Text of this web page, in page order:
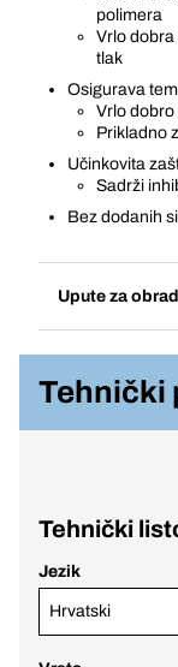
polimera
Vrlo dobra
tlak
Osigurava
Vrlo
Prikladno
Učinkovita
Sadrži
Bez dodanih
Upute za
Tehnički
Tehnički
Jezik
Hrvatski